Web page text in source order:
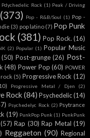
Pdychedelic Rock (1) Peak / Driving
(373) Pop - R&B/Soul (1) Pop -
(3) pop latino (7) Pop Punk
(381) Pop Rock. (16)
(2) Popular (1) Popular Music
(50) Post-grunge (26) Post-
(48) Power Pop (60) POWER
(5) Progressive Rock (12)
Progressive Metal / Djen (2)
Rock (84) Psychedelic(14)
Psychedelyc Rock (2) Psytrance
(19) PunkPop Punk (1) PunkPunk
(57) Rap (30) Rap Metal (19)
Reggaeton (90) Regional